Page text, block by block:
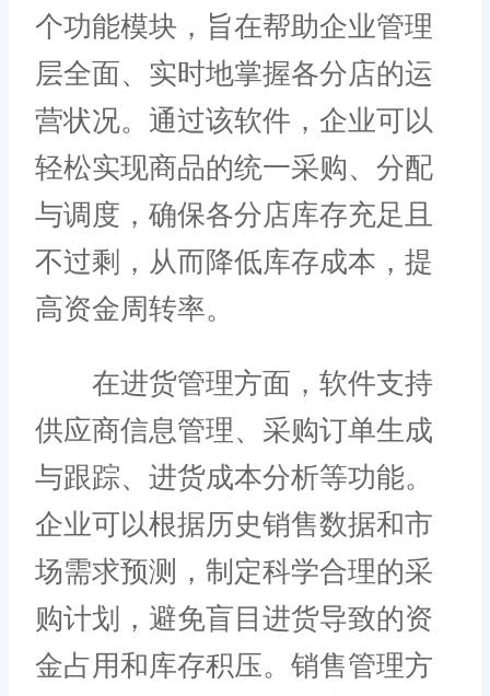
个功能模块，旨在帮助企业管理
层全面、实时地掌握各分店的运
营状况。通过该软件，企业可以
轻松实现商品的统一采购、分配
与调度，确保各分店库存充足且
不过剩，从而降低库存成本，提
高资金周转率。
在进货管理方面，软件支持
供应商信息管理、采购订单生成
与跟踪、进货成本分析等功能。
企业可以根据历史销售数据和市
场需求预测，制定科学合理的采
购计划，避免盲目进货导致的资
金占用和库存积压。销售管理方